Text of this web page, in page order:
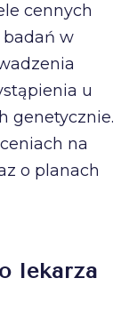
cennych
w
u
genetycznie.
na
o planach
lekarza